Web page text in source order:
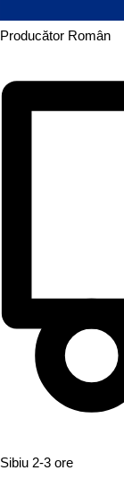
Producător Român
Sibiu 2-3 ore